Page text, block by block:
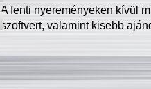
A fenti nyereményeken kívül
szoftvert, valamint kisebb